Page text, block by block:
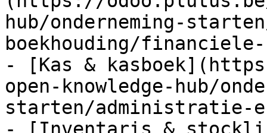
hub/onderneming-
boekhouding/financiele-
- [Kas &
open-knowledge-hub/
starten/administratie-